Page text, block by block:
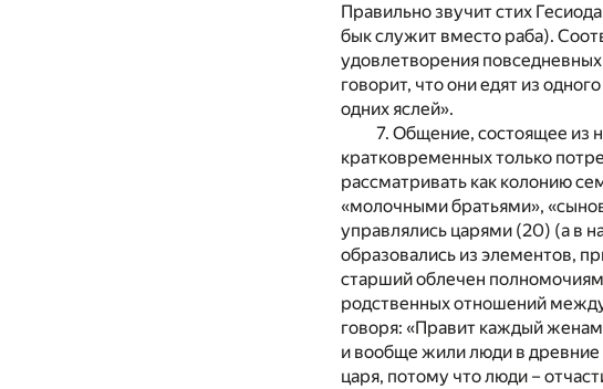
Правильно звучит стих
бык служит вместо раба).
удовлетворения
говорит, что они едят из
одних яслей».
7. Общение, состоящее из
кратковременных только
рассматривать как колонию
«молочными братьями»,
управлялись царями (20) (а в
образовались из элементов,
старший облечен
родственных отношений
говоря: «Правит каждый
и вообще жили люди в древние
царя, потому что люди –